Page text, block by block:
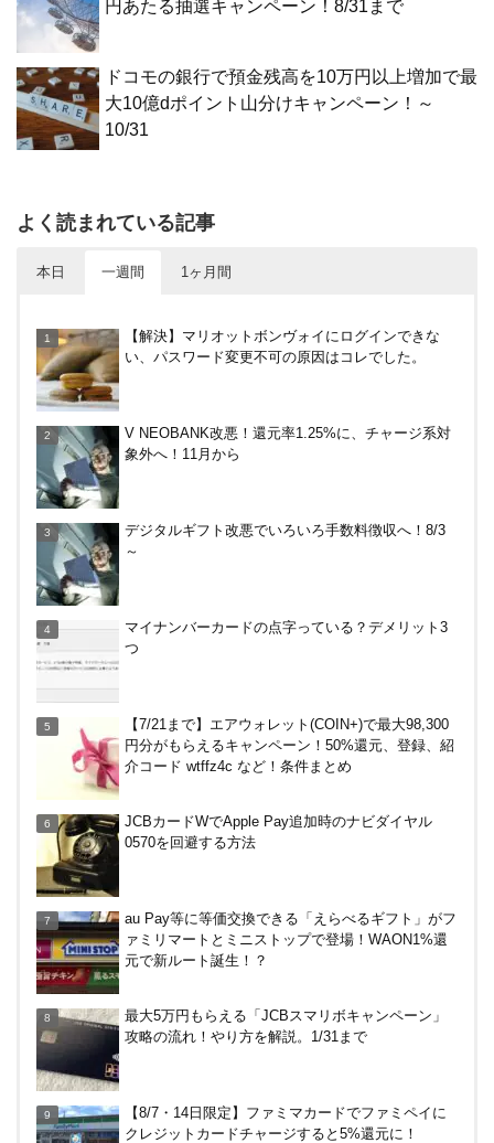
円あたる抽選キャンペーン！8/31まで
ドコモの銀行で預金残高を10万円以上増加で最
大10億dポイント山分けキャンペーン！～
10/31
よく読まれている記事
本日 一週間 1ヶ月間
の条件達成で。9/30まで
加入したけど勧誘ヤバいかな
クレジットカードチャージすると5%還元に！
おきたい利用条件と注意点
理由
で20％還元！
バック！関西の公共交通機関、札幌市営地下鉄で。
～12/14
通預金）で年利0.7％～0.9％！
【解決】マリオットボンヴォイにログインできな
い、パスワード変更不可の原因はコレでした。
V NEOBANK改悪！還元率1.25%に、チャージ系対
象外へ！11月から
デジタルギフト改悪でいろいろ手数料徴収へ！8/3
～
マイナンバーカードの点字っている？デメリット3
つ
【7/21まで】エアウォレット(COIN+)で最大98,300
円分がもらえるキャンペーン！50%還元、登録、紹
介コード wtffz4c など！条件まとめ
JCBカードWでApple Pay追加時のナビダイヤル
0570を回避する方法
au Pay等に等価交換できる「えらべるギフト」がフ
ァミリマートとミニストップで登場！WAON1%還
元で新ルート誕生！？
最大5万円もらえる「JCBスマリボキャンペーン」
攻略の流れ！やり方を解説。1/31まで
【8/7・14日限定】ファミマカードでファミペイに
クレジットカードチャージすると5%還元に！